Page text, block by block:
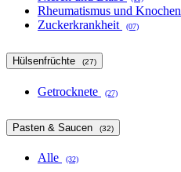
Rheumatismus und Knochen
Zuckerkrankheit (07)
Hülsenfrüchte (27)
Getrocknete (27)
Pasten & Saucen (32)
Alle (32)